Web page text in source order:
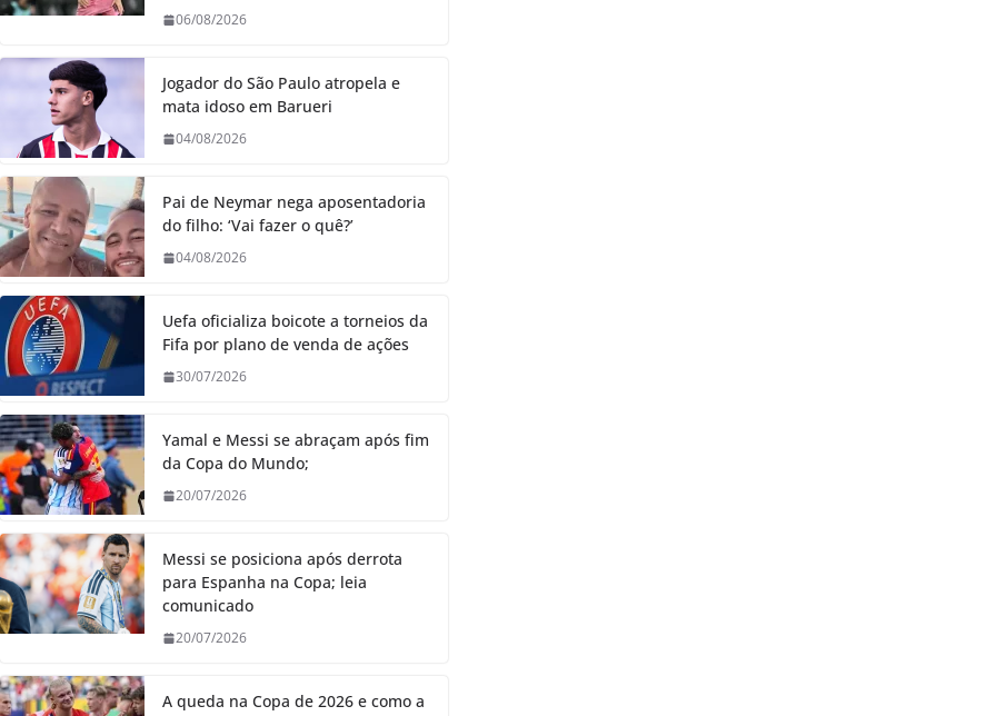
06/08/2026
Jogador do São Paulo atropela e
mata idoso em Barueri
04/08/2026
Pai de Neymar nega aposentadoria
do filho: ‘Vai fazer o quê?’
04/08/2026
Uefa oficializa boicote a torneios da
Fifa por plano de venda de ações
30/07/2026
Yamal e Messi se abraçam após fim
da Copa do Mundo;
20/07/2026
Messi se posiciona após derrota
para Espanha na Copa; leia
comunicado
20/07/2026
A queda na Copa de 2026 e como a